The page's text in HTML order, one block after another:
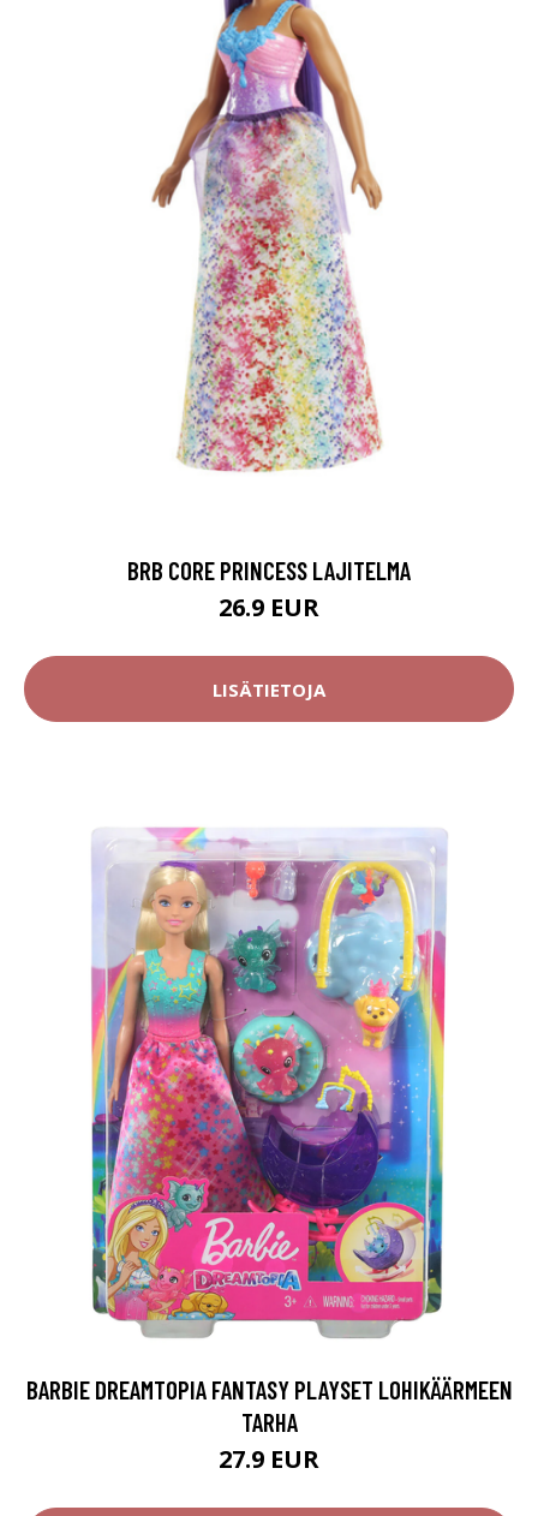
BRB CORE PRINCESS LAJITELMA
26.9 EUR
LISÄTIETOJA
BARBIE DREAMTOPIA FANTASY PLAYSET LOHIKÄÄRMEEN
TARHA
27.9 EUR